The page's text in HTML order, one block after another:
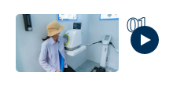
01